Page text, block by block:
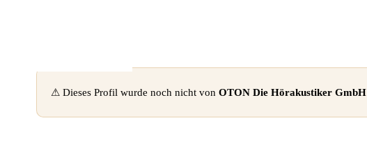
⚠ Dieses Profil wurde noch nicht von OTON Die Hörakustiker GmbH